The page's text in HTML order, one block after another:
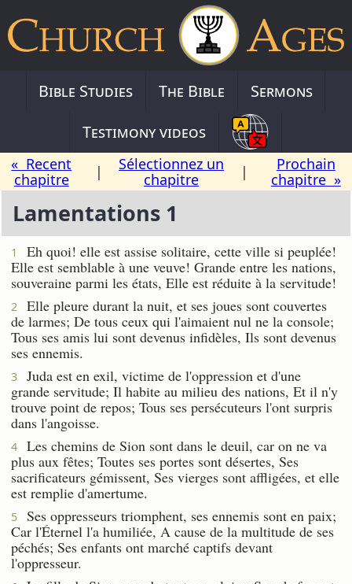
Bible Studies The Bible
Sermons
Testimony videos
« Recent
chapitre
|
Sélectionnez un
chapitre
|
Prochain
chapitre »
Lamentations 1
1
Eh quoi! elle est assise solitaire, cette ville si peuplée!
Elle est semblable à une veuve! Grande entre les nations,
souveraine parmi les états, Elle est réduite à la servitude!
2
Elle pleure durant la nuit, et ses joues sont couvertes
de larmes; De tous ceux qui l'aimaient nul ne la console;
Tous ses amis lui sont devenus infidèles, Ils sont devenus
ses ennemis.
3
Juda est en exil, victime de l'oppression et d'une
grande servitude; Il habite au milieu des nations, Et il n'y
trouve point de repos; Tous ses persécuteurs l'ont surpris
dans l'angoisse.
4
Les chemins de Sion sont dans le deuil, car on ne va
plus aux fêtes; Toutes ses portes sont désertes, Ses
sacrificateurs gémissent, Ses vierges sont affligées, et elle
est remplie d'amertume.
5
Ses oppresseurs triomphent, ses ennemis sont en paix;
Car l'Éternel l'a humiliée, A cause de la multitude de ses
péchés; Ses enfants ont marché captifs devant
l'oppresseur.